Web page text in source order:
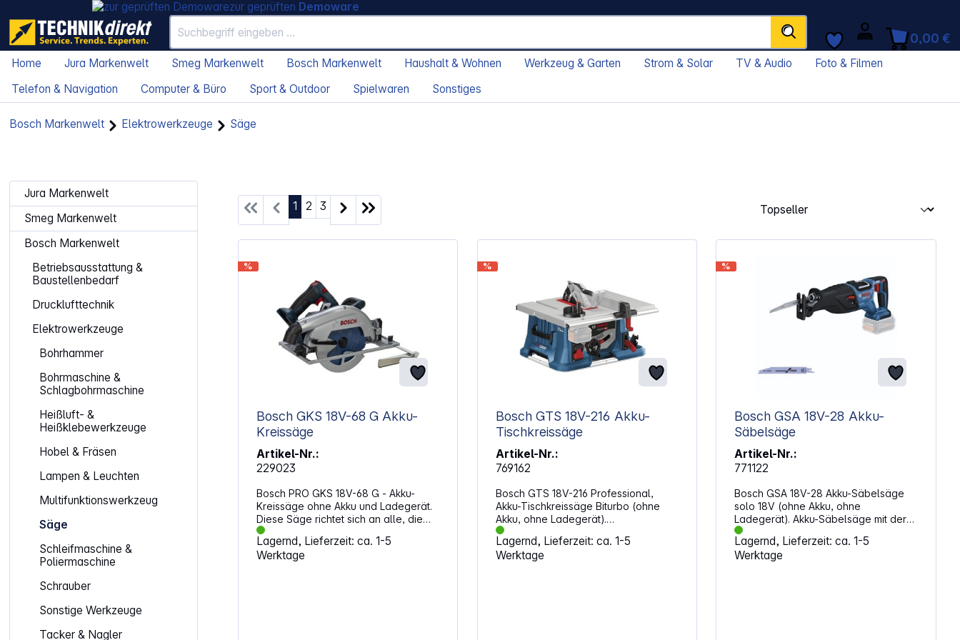
zur geprüften Demoware
0,00 €
Home Jura Markenwelt Smeg Markenwelt Bosch Markenwelt Haushalt & Wohnen Werkzeug & Garten Strom & Solar TV & Audio
Foto & Filmen
Telefon & Navigation
Computer & Büro Sport & Outdoor Spielwaren Sonstiges
Bosch Markenwelt Elektrowerkzeuge Säge
Jura Markenwelt
Smeg Markenwelt
Bosch Markenwelt
Betriebsausstattung &
Baustellenbedarf
Drucklufttechnik
Elektrowerkzeuge
Bohrhammer
Bohrmaschine &
Schlagbohrmaschine
Heißluft- &
Heißklebewerkzeuge
Hobel & Fräsen
Lampen & Leuchten
Multifunktionswerkzeug
Säge
Schleifmaschine &
Poliermaschine
Schrauber
Sonstige Werkzeuge
Tacker & Nagler
Seite
1 Seite
2 Seite
3
%
Bosch GKS 18V-68 G Akku-
Kreissäge
Artikel-Nr.:
229023
Bosch PRO GKS 18V-68 G - Akku-
Kreissäge ohne Akku und Ladegerät.
Diese Säge richtet sich an alle, die
bei Holzarbeiten Freiraum ohne Kabel
schätzen und zugleich eine kräftige
Arbeitsweise nutzen möchten. Durch
Lagernd, Lieferzeit: ca. 1-5
Werktage
%
Bosch GTS 18V-216 Akku-
Tischkreissäge
Artikel-Nr.:
769162
Bosch GTS 18V-216 Professional,
Akku-Tischkreissäge Biturbo (ohne
Akku, ohne Ladegerät).
Eigenschaften: Die kompakte
Tischkreissäge GTS 18V-216
Professional BITURBO mit einer
Lagernd, Lieferzeit: ca. 1-5
Werktage
%
Bosch GSA 18V-28 Akku-
Säbelsäge
Artikel-Nr.:
771122
Bosch GSA 18V-28 Akku-Säbelsäge
solo 18V (ohne Akku, ohne
Ladegerät). Akku-Säbelsäge mit der
vollen Leistung eines
kabelgebundenen Geräts für
schnellste Abrissarbeiten.
Lagernd, Lieferzeit: ca. 1-5
Werktage